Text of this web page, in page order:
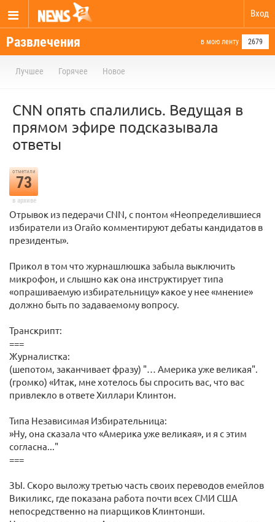
Вход
Развлечения в мою ленту 2679
Лучшее Горячее Новое
CNN опять спалились. Ведущая в
прямом эфире подсказывала
ответы
отметили
73
в архиве
Отрывок из педерачи CNN, c понтом «Неопределившиеся
избиратели из Огайо комментируют дебаты кандидатов в
президенты».
Прикол в том что журнашлюшка забыла выключить
микрофон, и слышно как она инструктирует типа
«опрашиваемую избирательницу» какое у нее «мнение»
должно быть по задаваемому вопросу.
Транскрипт:
===
Журналистка:
(шепотом, заканчивает фразу) "… Америка уже великая".
(громко) «Итак, мне хотелось бы спросить вас, что вас
привлекло в ответе Хиллари Клинтон.
Типа Независимая Избирательница:
»Ну, она сказала что «Америка уже великая», и я с этим
согласна..."
===
ЗЫ. Скоро выложу третью часть своих переводов емейлов
Викиликс, где показана работа почти всех СМИ США
непосредственно на пиарщиков Клинтонши.